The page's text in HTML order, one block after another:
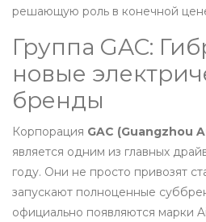
решающую роль в конечной
Группа GAC:
новые
бренды
Корпорация GAC (Guangzhou
является одним из главных
году. Они не просто привозят
запускают полноценные
официально появляются марки